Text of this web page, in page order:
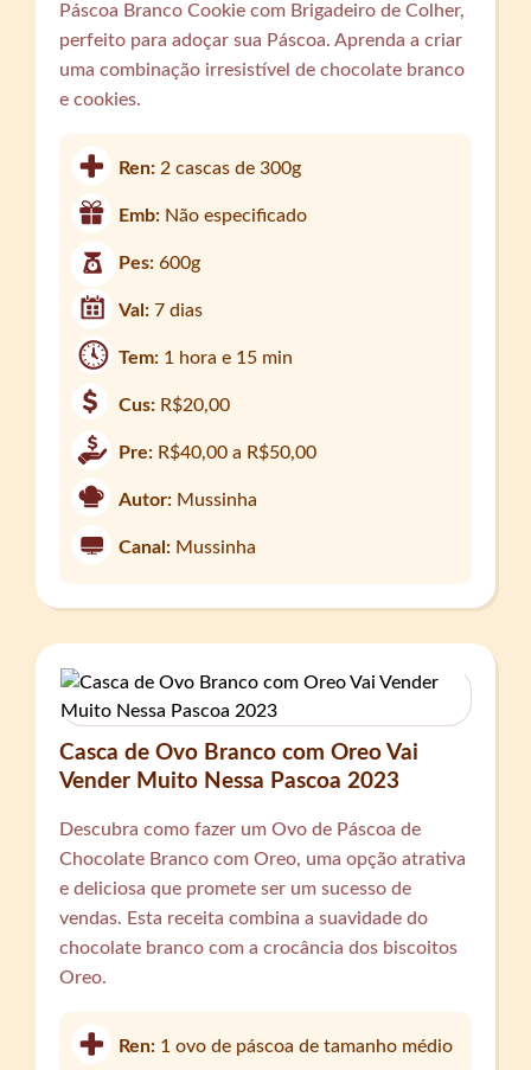
Páscoa Branco Cookie com Brigadeiro de Colher,
perfeito para adoçar sua Páscoa. Aprenda a criar
uma combinação irresistível de chocolate branco
e cookies.
Ren: 2 cascas de 300g
Emb: Não especificado
Pes:600g
Val:7 dias
Tem: 1 hora e 15 min
Cus: R$20,00
Pre: R$40,00 a R$50,00
Autor: Mussinha
Canal: Mussinha
Casca de Ovo Branco com Oreo Vai
Vender Muito Nessa Pascoa 2023
Descubra como fazer um Ovo de Páscoa de
Chocolate Branco com Oreo, uma opção atrativa
e deliciosa que promete ser um sucesso de
vendas. Esta receita combina a suavidade do
chocolate branco com a crocância dos biscoitos
Oreo.
Ren: 1 ovo de páscoa de tamanho médio